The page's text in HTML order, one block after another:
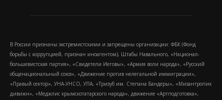
В России признаны экстремистскими и запрещены организации: ФБК (Фонд
борьбы с коррупцией, признан иноагентом), Штабы Навального, «Национал-
большевистская партия», «Свидетели Иеговы», «Армия воли народа», «Русский
общенациональный союз», «Движение против нелегальной иммиграции»,
«Правый сектор», УНА-УНСО, УПА, «Тризуб им. Степана Бандеры», «Мизантропик
дивижн», «Меджлис крымскотатарского народа», движение «Артподготовка»,